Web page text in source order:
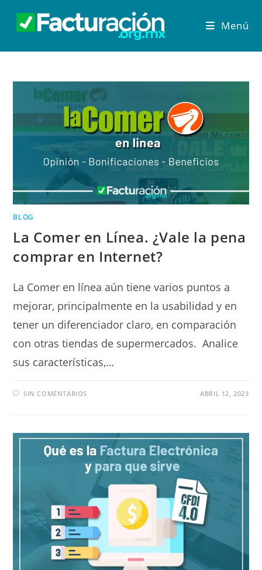
Menú
BLOG
La Comer en Línea. ¿Vale la pena
comprar en Internet?
La Comer en línea aún tiene varios puntos a
mejorar, principalmente en la usabilidad y en
tener un diferenciador claro, en comparación
con otras tiendas de supermercados. Analice
sus características,…
SIN COMENTARIOS ABRIL 12, 2023